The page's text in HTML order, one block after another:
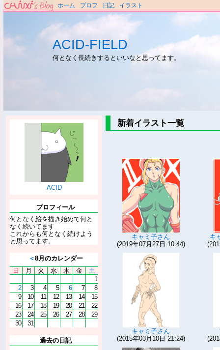
ホーム プロフ 日記 イラスト
ACID-FIELD
何となく長続きするといいなと思ってます。
ACID
プロフィール
何となく絵を描き始めて何と
なく続いてます
これからも何となく続けよう
と思ってます。
＜8月のカレンダー
日
月 火 水 木 金
土
1
2
3 4 5 6 7
8
9
10 11 12 13 14
15
16
17 18 19 20 21
22
23
24 25 26 27 28
29
30
31
過去の日記
新着イラスト一覧
キャミ子さん
(2019年07月27日 10:44)
キ
キャミ子さん
(2015年03月10日 21:24)